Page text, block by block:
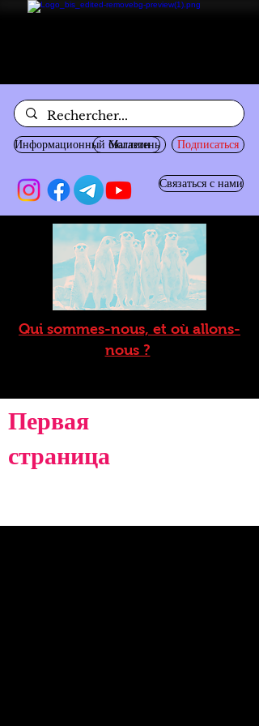
Информационный бюллетень
Магазин Подписаться
Связаться с нами
Qui sommes-nous, et où allons-
nous ?
AMERIQUE LATINE
Первая
страница